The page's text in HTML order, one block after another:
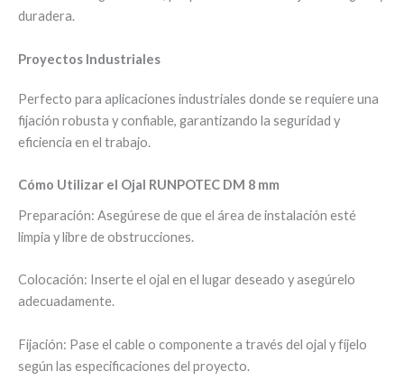
duradera.
Proyectos Industriales
Perfecto para aplicaciones industriales donde se requiere una
fijación robusta y confiable, garantizando la seguridad y
eficiencia en el trabajo.
Cómo Utilizar el Ojal RUNPOTEC DM 8 mm
Preparación: Asegúrese de que el área de instalación esté
limpia y libre de obstrucciones.
Colocación: Inserte el ojal en el lugar deseado y asegúrelo
adecuadamente.
Fijación: Pase el cable o componente a través del ojal y fíjelo
según las especificaciones del proyecto.